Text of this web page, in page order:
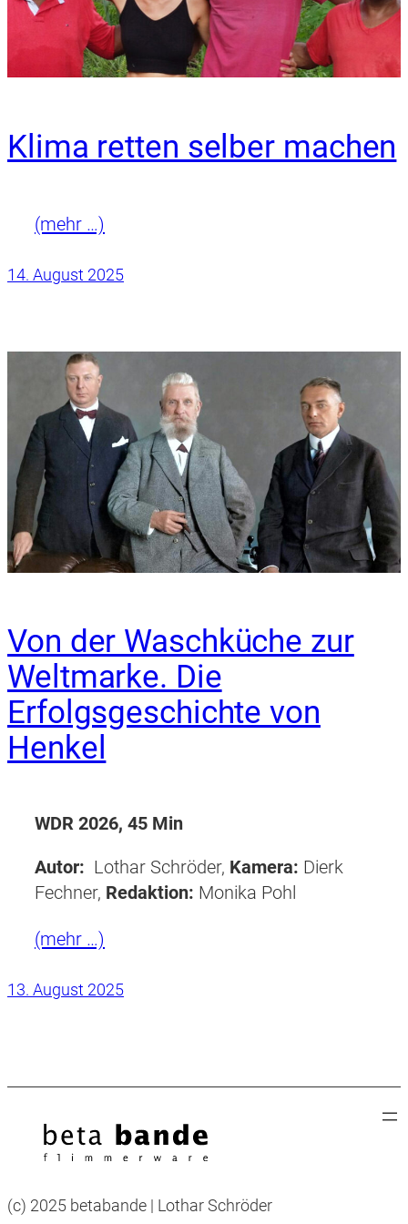
Klima retten selber machen
(mehr …)
14. August 2025
Von der Waschküche zur
Weltmarke. Die
Erfolgsgeschichte von
Henkel
WDR 2026, 45 Min
Autor: Lothar Schröder, Kamera: Dierk
Fechner, Redaktion: Monika Pohl
(mehr …)
13. August 2025
(c) 2025 betabande | Lothar Schröder